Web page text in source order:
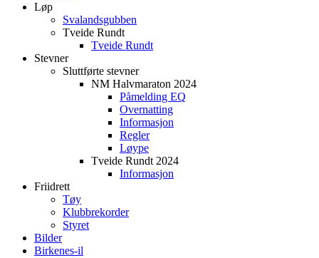
Løp
Svalandsgubben
Tveide Rundt
Tveide Rundt
Stevner
Sluttførte stevner
NM Halvmaraton 2024
Påmelding EQ
Overnatting
Informasjon
Regler
Løype
Tveide Rundt 2024
Informasjon
Friidrett
Tøy
Klubbrekorder
Styret
Bilder
Birkenes-il